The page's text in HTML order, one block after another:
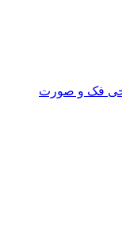
فک و صورت